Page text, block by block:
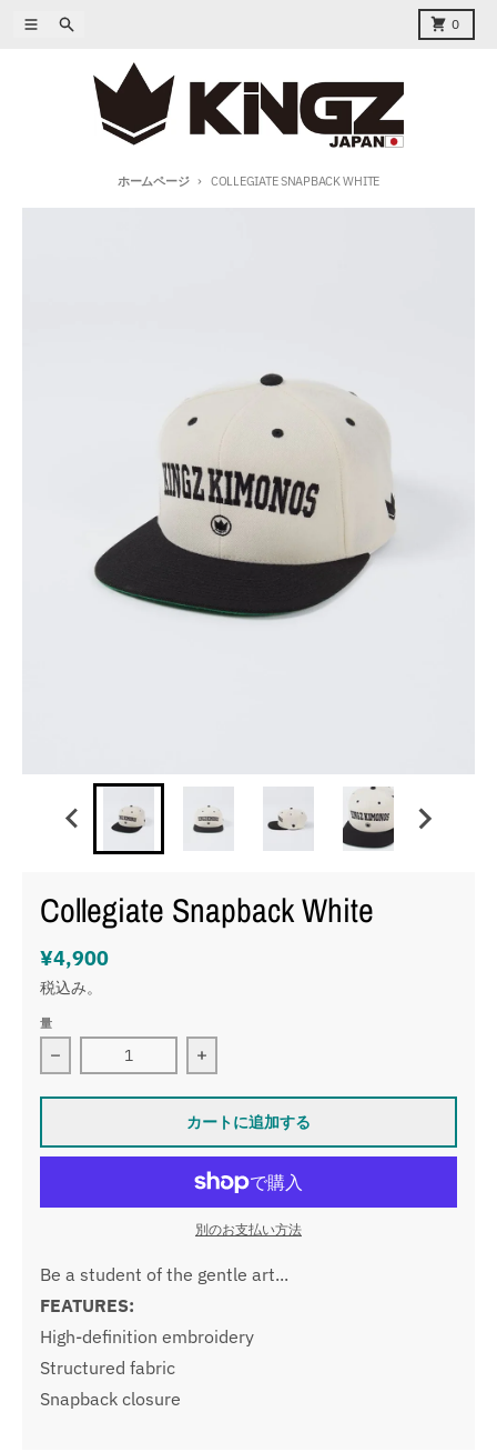
コンテンツに進む
メニュー捜索 0
カート
ホームページ COLLEGIATE SNAPBACK WHITE
Collegiate Snapback White
¥4,900
税込み。
量
Collegiate Snapback White の数量を減らす
Collegiate Snapback White の数量を
カートに追加する
別のお支払い方法
Be a student of the gentle art...
FEATURES:
High-definition embroidery
Structured fabric
Snapback closure